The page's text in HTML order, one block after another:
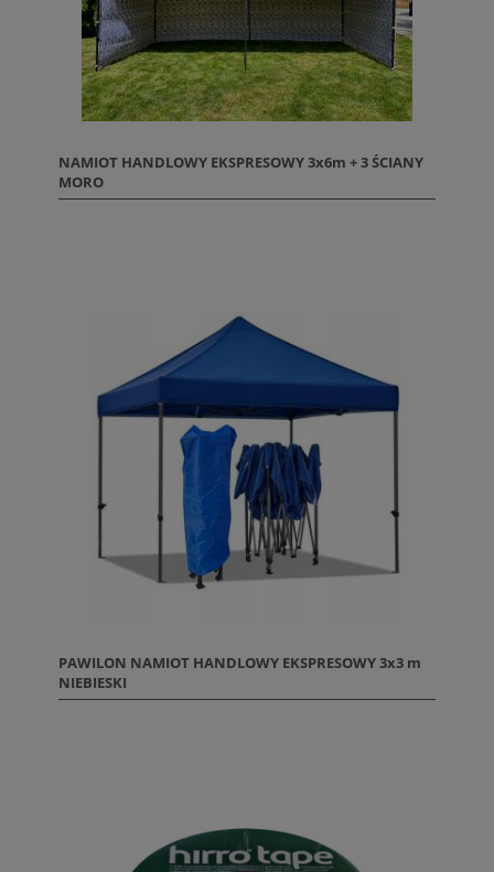
NAMIOT HANDLOWY EKSPRESOWY 3x6m + 3 ŚCIANY
MORO
PAWILON NAMIOT HANDLOWY EKSPRESOWY 3x3 m
NIEBIESKI